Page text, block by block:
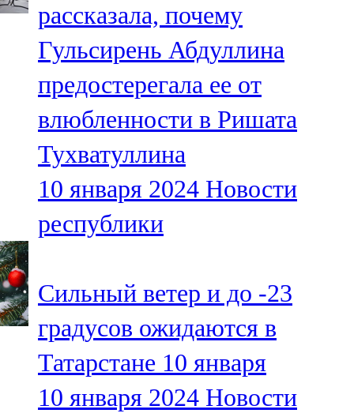
рассказала, почему
Гульсирень Абдуллина
предостерегала ее от
влюбленности в Ришата
Тухватуллина
10 января 2024 Новости
республики
Сильный ветер и до -23
градусов ожидаются в
Татарстане 10 января
10 января 2024 Новости